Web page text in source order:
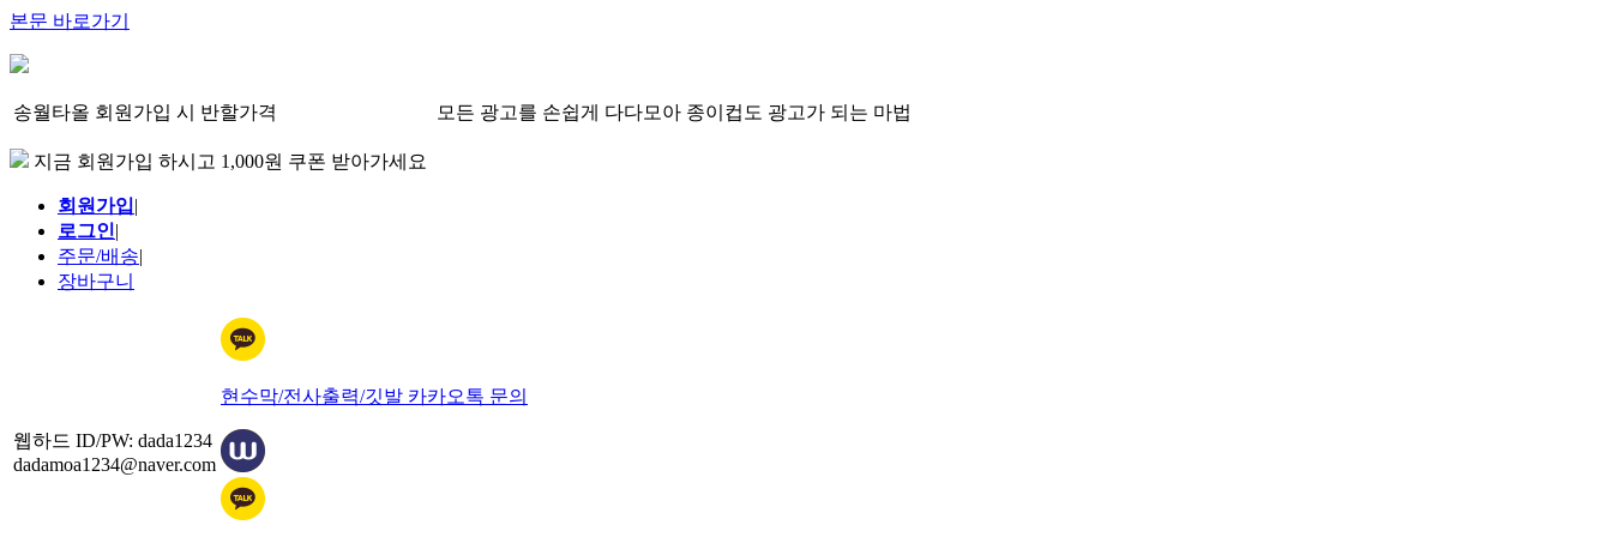
본문 바로가기
송월타올 회원가입 시 반할가격 모든 광고를 손쉽게 다다모아 종이컵도 광고가 되는 마법
지금 회원가입 하시고 1,000원 쿠폰 받아가세요
회원가입|
로그인|
주문/배송|
장바구니
웹하드 ID/PW: dada1234
dadamoa1234@naver.com
현수막/전사출력/깃발 카카오톡 문의